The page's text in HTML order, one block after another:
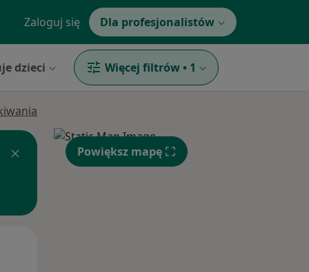
Zaloguj się Dla profesjonalistów
dzieci Więcej filtrów • 1
Powiększ mapę